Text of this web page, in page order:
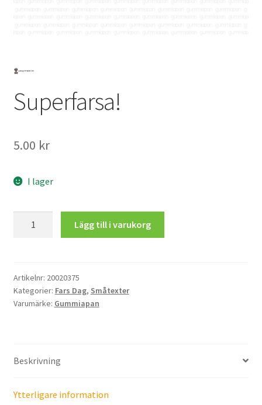
Superfarsa!
5.00 kr
I lager
Lägg till i varukorg
Artikelnr: 20020375
Kategorier: Fars Dag, Småtexter
Varumärke: Gummiapan
Beskrivning
Ytterligare information